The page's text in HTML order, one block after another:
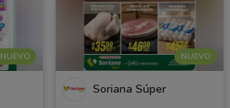
NUEVO NUEVO
Soriana Súper